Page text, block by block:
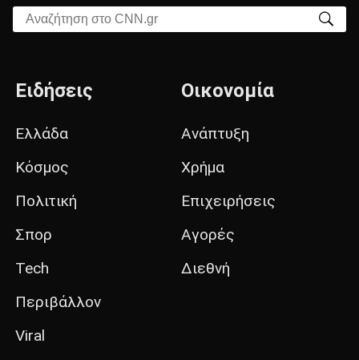
Αναζήτηση στο CNN.gr
Ειδήσεις
Ελλάδα
Κόσμος
Πολιτική
Σπορ
Tech
Περιβάλλον
Viral
Οικονομία
Ανάπτυξη
Χρήμα
Επιχειρήσεις
Αγορές
Διεθνή